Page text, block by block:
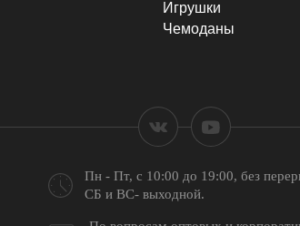
Игрушки
Чемоданы
Пн - Пт, с 10:00 до 19:00, без
СБ и ВС- выходной.